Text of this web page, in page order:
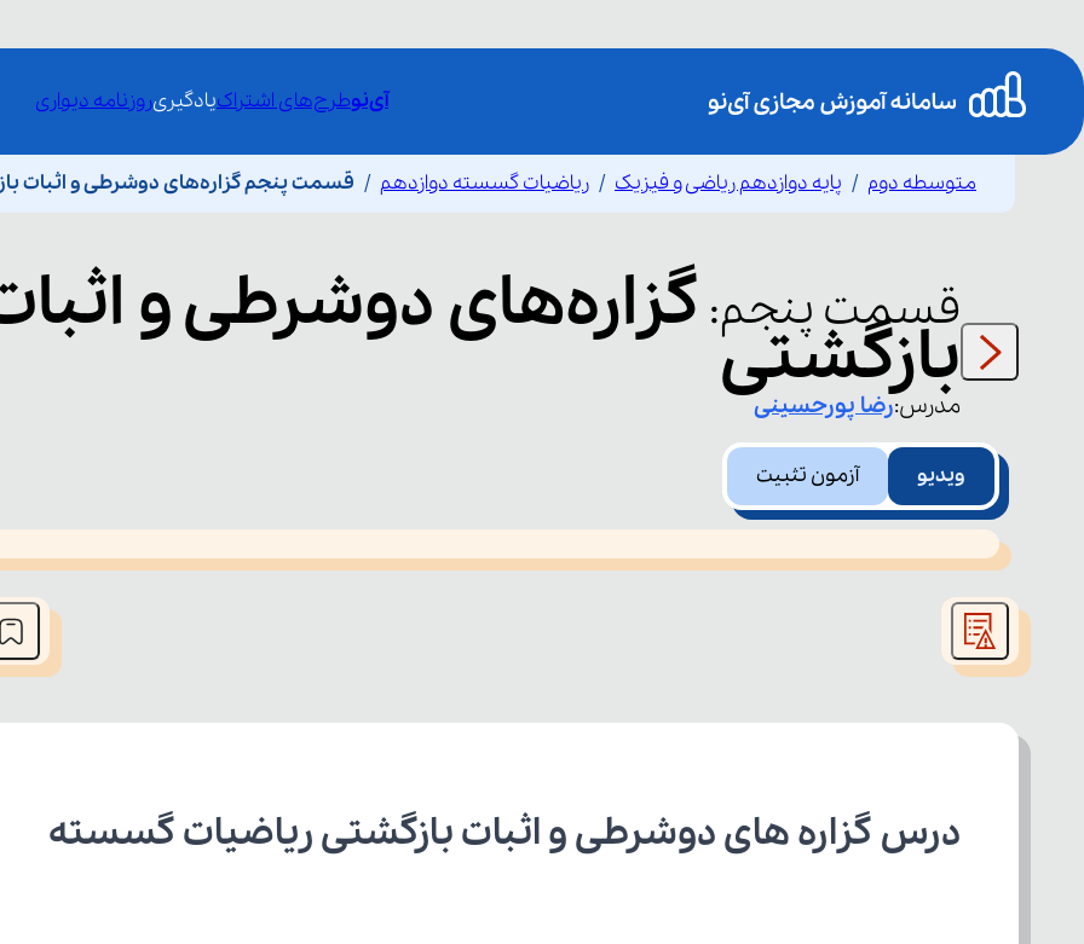
آی‌نوطرح‌های اشتراکیادگیریروزنامه دیواری
متوسطه دوم پایه دوازدهم ریاضی و فیزیک ریاضیات گسسته دوازدهم قسمت پنجم گزاره‌های دوشرطی و اثبات
قسمت پنجم: گزاره‌های دوشرطی و
بازگشتی
مدرس:رضاپورحسینی
ویدیو آزمون تثبیت
This
is
window.
درس گزاره های دوشرطی و اثبات بازگشتی ریاضیات گسسته